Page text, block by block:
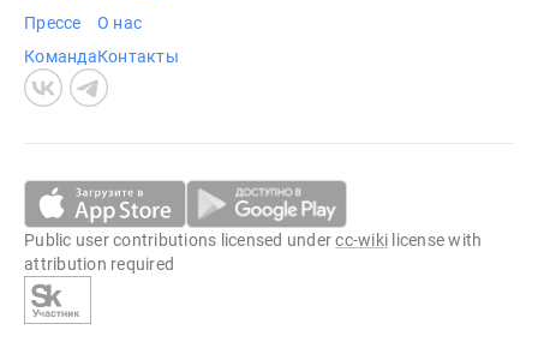
Прессе
Команда
О нас
Контакты
Public user contributions licensed undercc-wiki license with
attribution required